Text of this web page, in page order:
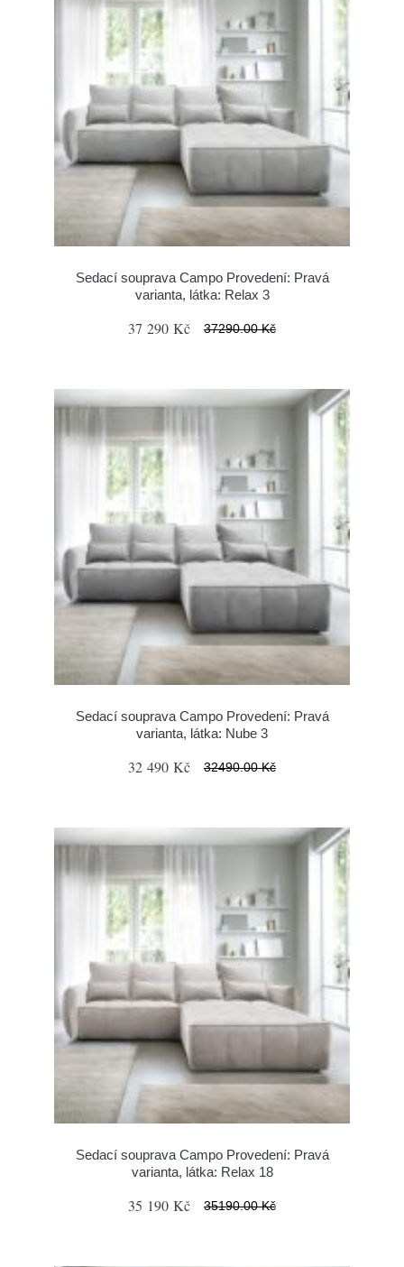
Sedací souprava Campo Provedení: Pravá
varianta, látka: Relax 3
37 290 Kč 37290.00 Kč
Sedací souprava Campo Provedení: Pravá
varianta, látka: Nube 3
32 490 Kč 32490.00 Kč
Sedací souprava Campo Provedení: Pravá
varianta, látka: Relax 18
35 190 Kč 35190.00 Kč